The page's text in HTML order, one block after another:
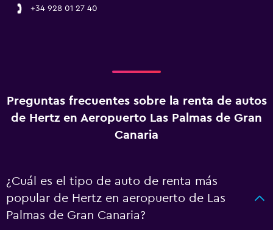
+34 928 01 27 40
Preguntas frecuentes sobre la renta de autos
de Hertz en Aeropuerto Las Palmas de Gran
Canaria
¿Cuál es el tipo de auto de renta más
popular de Hertz en aeropuerto de Las
Palmas de Gran Canaria?